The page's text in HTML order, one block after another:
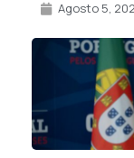
Agosto 5,